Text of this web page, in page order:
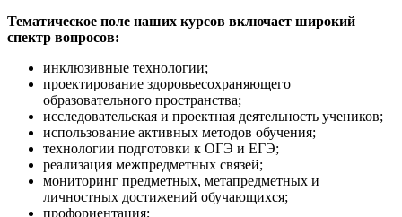
Тематическое поле наших курсов включает широкий
спектр вопросов:
инклюзивные технологии;
проектирование здоровьесохраняющего
образовательного пространства;
исследовательская и проектная деятельность учеников;
использование активных методов обучения;
технологии подготовки к ОГЭ и ЕГЭ;
реализация межпредметных связей;
мониторинг предметных, метапредметных и
личностных достижений обучающихся;
профориентация;